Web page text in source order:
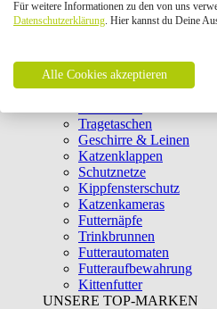
Intelligenzspielzeug
Laserpointer &
Clicker & Target Sticks
Weiteres Katzenspielzeug
Transportboxen
Tragetaschen
Geschirre & Leinen
Katzenklappen
Schutznetze
Kippfensterschutz
Katzenkameras
Futternäpfe
Trinkbrunnen
Futterautomaten
Futteraufbewahrung
Kittenfutter
UNSERE TOP-MARKEN
Für weitere Informationen zu den von uns
Datenschutzerklärung. Hier kannst du Deine
Alle Cookies akzeptieren